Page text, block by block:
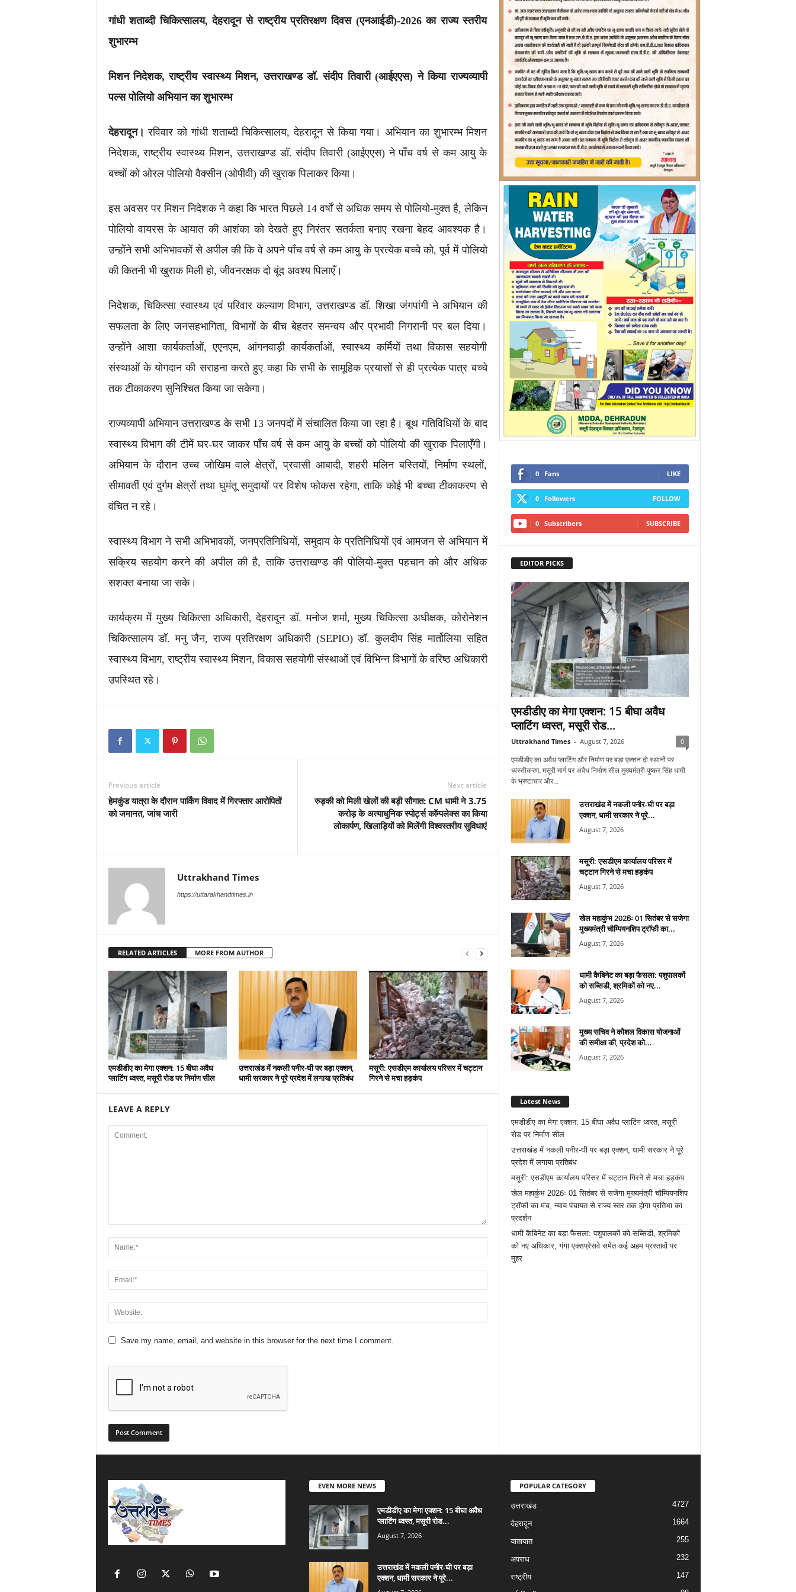
गांधी शताब्दी चिकित्सालय, देहरादून से राष्ट्रीय प्रतिरक्षण दिवस (एनआईडी)-2026 का राज्य स्तरीय
शुभारम्भ
मिशन निदेशक, राष्ट्रीय स्वास्थ्य मिशन, उत्तराखण्ड डॉ. संदीप तिवारी (आईएएस) ने किया राज्यव्यापी
पल्स पोलियो अभियान का शुभारम्भ
देहरादून। रविवार को गांधी शताब्दी चिकित्सालय, देहरादून से किया गया। अभियान का शुभारम्भ मिशन
निदेशक, राष्ट्रीय स्वास्थ्य मिशन, उत्तराखण्ड डॉ. संदीप तिवारी (आईएएस) ने पाँच वर्ष से कम आयु के
बच्चों को ओरल पोलियो वैक्सीन (ओपीवी) की खुराक पिलाकर किया।
इस अवसर पर मिशन निदेशक ने कहा कि भारत पिछले 14 वर्षों से अधिक समय से पोलियो-मुक्त है, लेकिन
पोलियो वायरस के आयात की आशंका को देखते हुए निरंतर सतर्कता बनाए रखना बेहद आवश्यक है।
उन्होंने सभी अभिभावकों से अपील की कि वे अपने पाँच वर्ष से कम आयु के प्रत्येक बच्चे को, पूर्व में पोलियो
की कितनी भी खुराक मिली हो, जीवनरक्षक दो बूंद अवश्य पिलाएँ।
निदेशक, चिकित्सा स्वास्थ्य एवं परिवार कल्याण विभाग, उत्तराखण्ड डॉ. शिखा जंगपांगी ने अभियान की
सफलता के लिए जनसहभागिता, विभागों के बीच बेहतर समन्वय और प्रभावी निगरानी पर बल दिया।
उन्होंने आशा कार्यकर्ताओं, एएनएम, आंगनवाड़ी कार्यकर्ताओं, स्वास्थ्य कर्मियों तथा विकास सहयोगी
संस्थाओं के योगदान की सराहना करते हुए कहा कि सभी के सामूहिक प्रयासों से ही प्रत्येक पात्र बच्चे
तक टीकाकरण सुनिश्चित किया जा सकेगा।
राज्यव्यापी अभियान उत्तराखण्ड के सभी 13 जनपदों में संचालित किया जा रहा है। बूथ गतिविधियों के बाद
स्वास्थ्य विभाग की टीमें घर-घर जाकर पाँच वर्ष से कम आयु के बच्चों को पोलियो की खुराक पिलाएँगी।
अभियान के दौरान उच्च जोखिम वाले क्षेत्रों, प्रवासी आबादी, शहरी मलिन बस्तियों, निर्माण स्थलों,
सीमावर्ती एवं दुर्गम क्षेत्रों तथा घुमंतू समुदायों पर विशेष फोकस रहेगा, ताकि कोई भी बच्चा टीकाकरण से
वंचित न रहे।
स्वास्थ्य विभाग ने सभी अभिभावकों, जनप्रतिनिधियों, समुदाय के प्रतिनिधियों एवं आमजन से अभियान में
सक्रिय सहयोग करने की अपील की है, ताकि उत्तराखण्ड की पोलियो-मुक्त पहचान को और अधिक
सशक्त बनाया जा सके।
कार्यक्रम में मुख्य चिकित्सा अधिकारी, देहरादून डॉ. मनोज शर्मा, मुख्य चिकित्सा अधीक्षक, कोरोनेशन
चिकित्सालय डॉ. मनु जैन, राज्य प्रतिरक्षण अधिकारी (SEPIO) डॉ. कुलदीप सिंह मार्तोलिया सहित
स्वास्थ्य विभाग, राष्ट्रीय स्वास्थ्य मिशन, विकास सहयोगी संस्थाओं एवं विभिन्न विभागों के वरिष्ठ अधिकारी
उपस्थित रहे।
Previous article
हेमकुंड यात्रा के दौरान पार्किंग विवाद में गिरफ्तार आरोपितों
को जमानत, जांच जारी
Next article
रुड़की को मिली खेलों की बड़ी सौगात: CM धामी ने 3.75
करोड़ के अत्याधुनिक स्पोर्ट्स कॉम्पलेक्स का किया
लोकार्पण, खिलाड़ियों को मिलेंगी विश्वस्तरीय सुविधाएं
Uttrakhand Times
https://uttarakhandtimes.in
RELATED ARTICLES MORE FROM AUTHOR
एमडीडीए का मेगा एक्शन: 15 बीघा अवैध
प्लाटिंग ध्वस्त, मसूरी रोड पर निर्माण सील
उत्तराखंड में नकली पनीर-घी पर बड़ा एक्शन,
धामी सरकार ने पूरे प्रदेश में लगाया प्रतिबंध
मसूरी: एसडीएम कार्यालय परिसर में चट्टान
गिरने से मचा हड़कंप
LEAVE A REPLY
Save my name, email, and website in this browser for the next time I comment.
0 Fans LIKE
0 Followers FOLLOW
0 Subscribers SUBSCRIBE
EDITOR PICKS
एमडीडीए का मेगा एक्शन: 15 बीघा अवैध
प्लाटिंग ध्वस्त, मसूरी रोड...
Uttrakhand Times - August 7, 2026 0
एमडीडीए का अवैध प्लाटिंग और निर्माण पर बड़ा एक्शन दो स्थानों पर
ध्वस्तीकरण, मसूरी मार्ग पर अवैध निर्माण सील मुख्यमंत्री पुष्कर सिंह धामी
के भ्रष्टाचार और...
उत्तराखंड में नकली पनीर-घी पर बड़ा
एक्शन, धामी सरकार ने पूरे...
August 7, 2026
मसूरी: एसडीएम कार्यालय परिसर में
चट्टान गिरने से मचा हड़कंप
August 7, 2026
खेल महाकुंभ 2026ः 01 सितंबर से सजेगा
मुख्यमंत्री चौम्पियनशिप ट्रॉफी का...
August 7, 2026
धामी कैबिनेट का बड़ा फैसला: पशुपालकों
को सब्सिडी, श्रमिकों को नए...
August 7, 2026
मुख्य सचिव ने कौशल विकास योजनाओं
की समीक्षा की, प्रदेश को...
August 7, 2026
Latest News
एमडीडीए का मेगा एक्शन: 15 बीघा अवैध प्लाटिंग ध्वस्त, मसूरी
रोड पर निर्माण सील
उत्तराखंड में नकली पनीर-घी पर बड़ा एक्शन, धामी सरकार ने पूरे
प्रदेश में लगाया प्रतिबंध
मसूरी: एसडीएम कार्यालय परिसर में चट्टान गिरने से मचा हड़कंप
खेल महाकुंभ 2026ः 01 सितंबर से सजेगा मुख्यमंत्री चौम्पियनशिप
ट्रॉफी का मंच, न्याय पंचायत से राज्य स्तर तक होगा प्रतिभा का
प्रदर्शन
धामी कैबिनेट का बड़ा फैसला: पशुपालकों को सब्सिडी, श्रमिकों
को नए अधिकार, गंगा एक्सप्रेसवे समेत कई अहम प्रस्तावों पर
मुहर
EVEN MORE NEWS
एमडीडीए का मेगा एक्शन: 15 बीघा अवैध
प्लाटिंग ध्वस्त, मसूरी रोड...
August 7, 2026
उत्तराखंड में नकली पनीर-घी पर बड़ा
एक्शन, धामी सरकार ने पूरे...
POPULAR CATEGORY
उत्तराखंड 4727
देहरादून 1664
यातायात 255
अपराध 232
राष्ट्रीय 147